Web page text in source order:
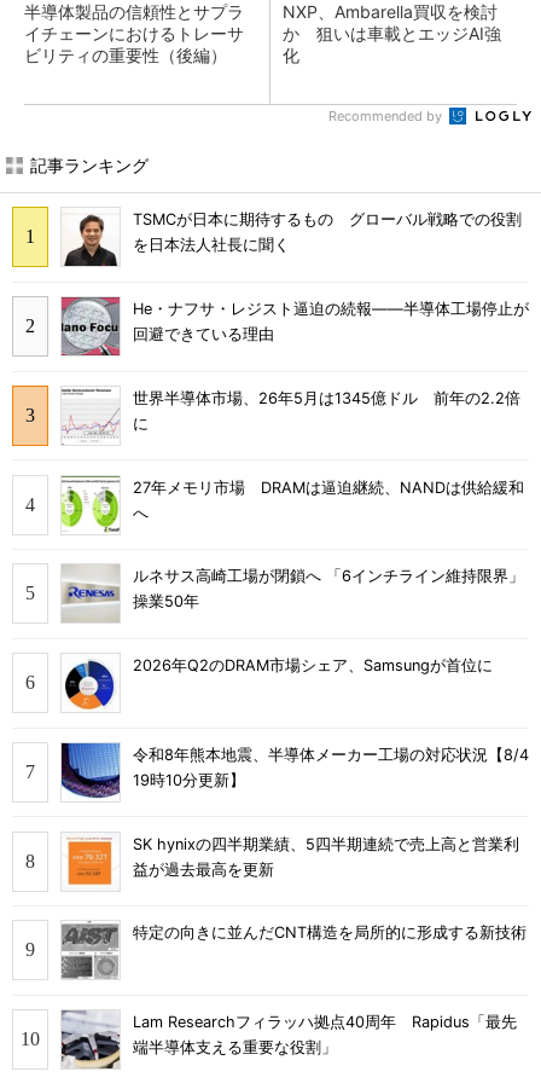
半導体製品の信頼性とサプラ
イチェーンにおけるトレーサ
ビリティの重要性（後編）
NXP、Ambarella買収を検討
か 狙いは車載とエッジAI強
化
Recommended by
記事ランキング
TSMCが日本に期待するもの グローバル戦略での役割
を日本法人社長に聞く
He・ナフサ・レジスト逼迫の続報――半導体工場停止が
回避できている理由
世界半導体市場、26年5月は1345億ドル 前年の2.2倍
に
27年メモリ市場 DRAMは逼迫継続、NANDは供給緩和
へ
ルネサス高崎工場が閉鎖へ 「6インチライン維持限界」
操業50年
2026年Q2のDRAM市場シェア、Samsungが首位に
令和8年熊本地震、半導体メーカー工場の対応状況【8/4
19時10分更新】
SK hynixの四半期業績、5四半期連続で売上高と営業利
益が過去最高を更新
特定の向きに並んだCNT構造を局所的に形成する新技術
Lam Researchフィラッハ拠点40周年 Rapidus「最先
端半導体支える重要な役割」